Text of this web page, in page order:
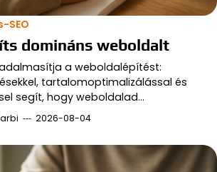
SEO
domináns weboldalt
a weboldalépítést:
tartalomoptimalizálással és
segít, hogy weboldalad…
2026-08-04